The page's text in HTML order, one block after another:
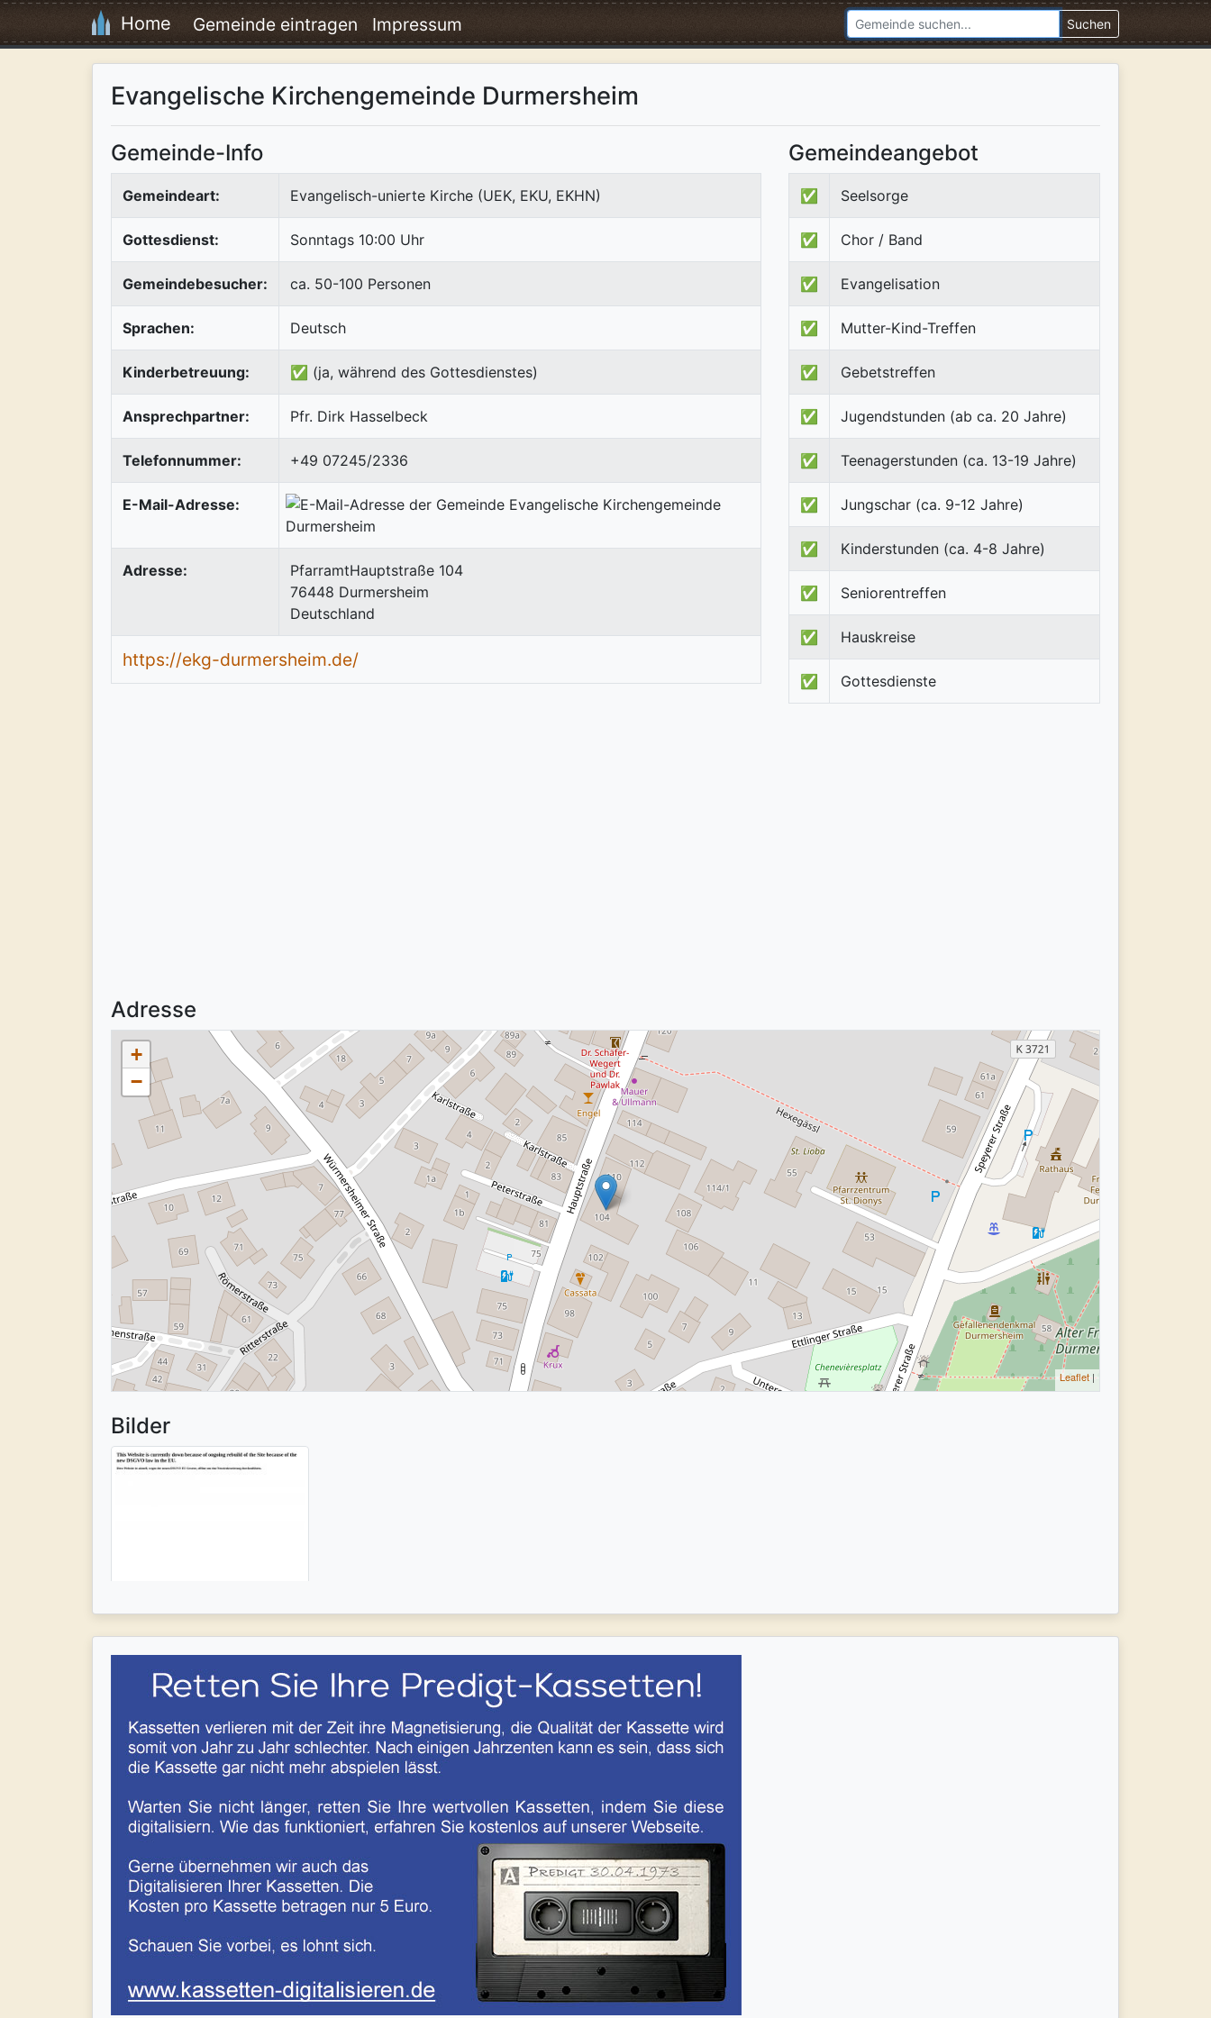
Home Gemeinde eintragen Impressum Suchen
Evangelische Kirchengemeinde Durmersheim
Gemeinde-Info
Gemeindeart: Evangelisch-unierte Kirche (UEK, EKU, EKHN)
Gottesdienst: Sonntags 10:00 Uhr
Gemeindebesucher: ca. 50-100 Personen
Sprachen: Deutsch
Kinderbetreuung: ✅ (ja, während des Gottesdienstes)
Ansprechpartner: Pfr. Dirk Hasselbeck
Telefonnummer: +49 07245/2336
E-Mail-Adresse:
Adresse:
PfarramtHauptstraße 104
76448 Durmersheim
Deutschland
https://ekg-durmersheim.de/
Gemeindeangebot
✅ Seelsorge
✅ Chor / Band
✅ Evangelisation
✅ Mutter-Kind-Treffen
✅ Gebetstreffen
✅ Jugendstunden (ab ca. 20 Jahre)
✅ Teenagerstunden (ca. 13-19 Jahre)
✅ Jungschar (ca. 9-12 Jahre)
✅ Kinderstunden (ca. 4-8 Jahre)
✅ Seniorentreffen
✅ Hauskreise
✅ Gottesdienste
Adresse
+
−
Leaflet|
Bilder